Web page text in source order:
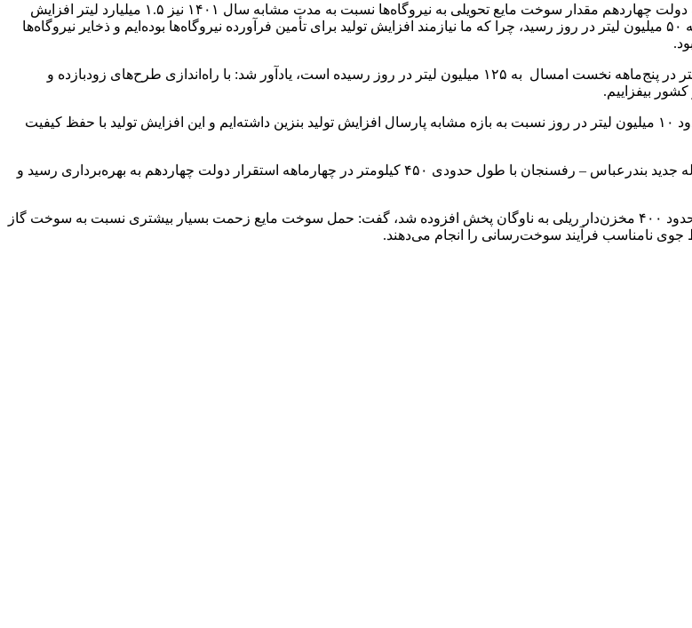
مدیرعامل شرکت ملی پالایش و پخش فرآورده‌های نفتی ایران با بیان اینکه در چهارماهه دولت چهاردهم مقدار سوخت مایع تحویلی به نیروگاه‌ها نسبت به مدت مشابه سال ۱۴۰۱ نیز ۱.۵ میلیارد لیتر افزایش
یافته است، تصریح کرد: تحویل میانگین نفت‌گاز نیروگاه‌ها در آذر امسال به رقم قابل‌توجه ۵۰ میلیون لیتر در روز رسید، چرا که ما نیازمند افزایش تولید برای تأمین فرآورده نیروگاه‌ها بوده‌ایم و ذخایر نیروگاه‌ها
عظیمی‌فر با بیان اینکه تولید نفت‌گاز کشور در آذر امسال از رقم میانگین ۱۱۱ میلیون لیتر در پنج‌ماهه نخست امسال به ۱۲۵ میلیون لیتر در روز رسیده است، یادآور شد: با راه‌اندازی طرح‌های زودبازده و
وی با اشاره به افزایش تولید بنزین در چهارماهه دولت چهاردهم افزود: در آذر امسال حدود ۱۰ میلیون لیتر در روز نسبت به بازه مشابه پارسال افزایش تولید بنزین داشته‌ایم و این افزایش تولید با حفظ کیفیت
مدیرعامل شرکت ملی پالایش و پخش فرآورده‌های نفتی ایران گفت: فاز نخست خط لوله جدید بندرعباس – رفسنجان با طول حدودی ۴۵۰ کیلومتر در چهارماهه استقرار دولت چهاردهم به بهره‌برداری رسید و
عظیمی‌فر با بیان اینکه در یک اقدام جهادی حدود ۲ هزار و ۵۰۰ نفتکش جاده‌پیما جدید و حدود ۴۰۰ مخزن‌دار ریلی به ناوگان پخش افزوده شد، گفت: حمل سوخت مایع زحمت بسیار بیشتری نسبت به سوخت گاز